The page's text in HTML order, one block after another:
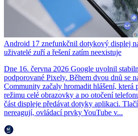
Android 17 znefunkčnil dotykový displej
uživatelé zuří a řešení zatím neexistuje
Dne 16. června 2026 Google uvolnil
podporované Pixely. Během dvou dnů se
Community začaly hromadit hlášení, která
režimu celé obrazovky a po otočení
část displeje předávat dotyky aplikaci.
nereagují, ovládací prvky YouTube v...